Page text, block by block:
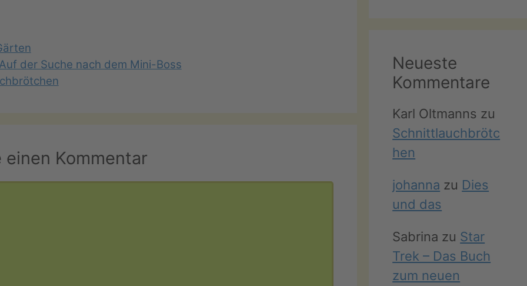
der Suche nach dem Mini-Boss
einen Kommentar
Neueste
Kommentare
Karl Oltmanns zu
Schnittlauchbrötc
hen
johanna zu Dies
und das
Sabrina zu Star
Trek – Das Buch
zum neuen